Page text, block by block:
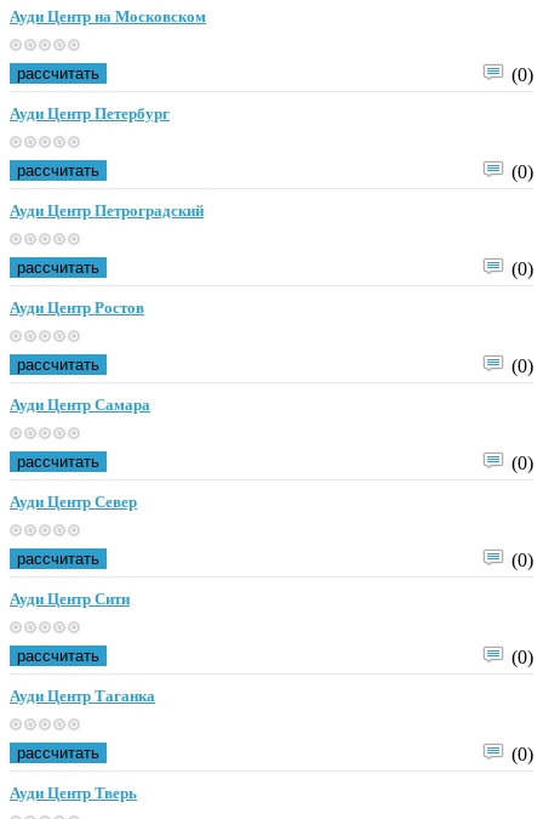
Ауди Центр на Московском
(0)
рассчитать
Ауди Центр Петербург
(0)
рассчитать
Ауди Центр Петроградский
(0)
рассчитать
Ауди Центр Ростов
(0)
рассчитать
Ауди Центр Самара
(0)
рассчитать
Ауди Центр Север
(0)
рассчитать
Ауди Центр Сити
(0)
рассчитать
Ауди Центр Таганка
(0)
рассчитать
Ауди Центр Тверь